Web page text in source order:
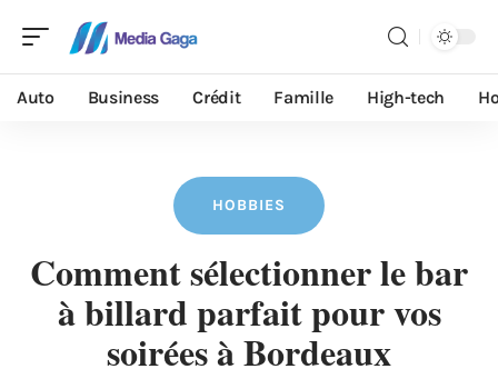
Auto Business Crédit Famille High-tech
HOBBIES
Comment sélectionner le bar
à billard parfait pour vos
soirées à Bordeaux